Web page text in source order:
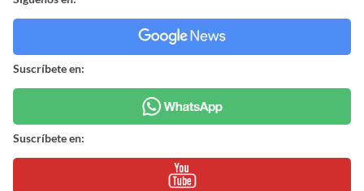
Suscríbete en:
Suscríbete en: